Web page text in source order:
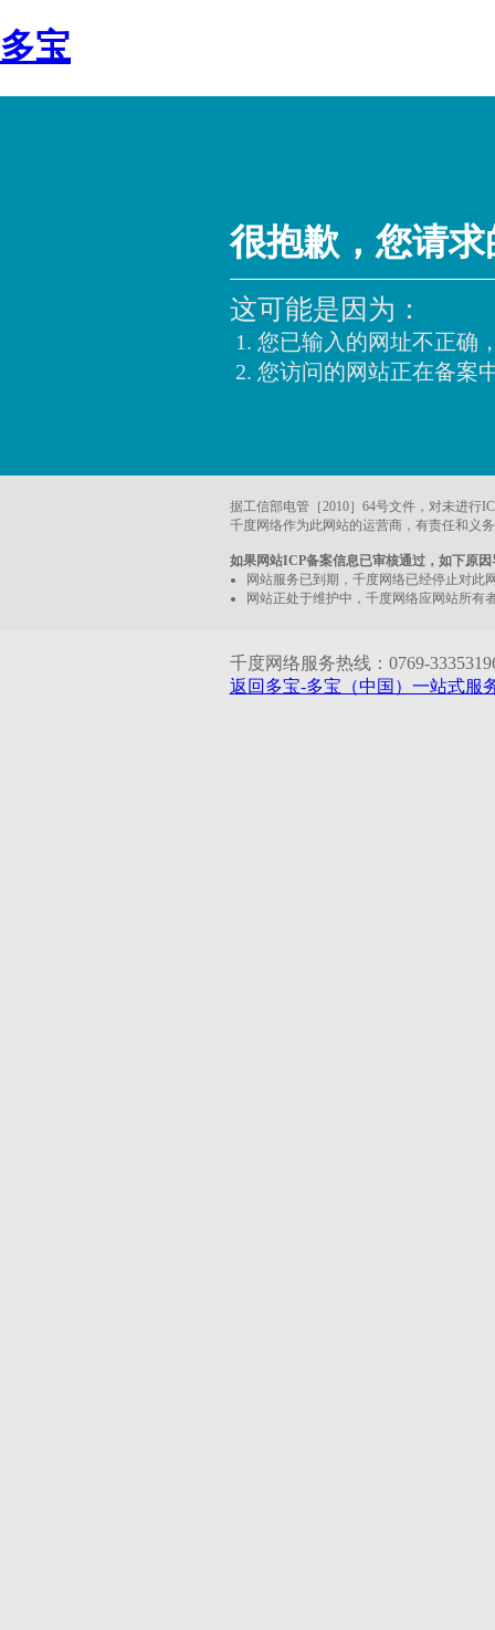
多宝
很抱歉，您请
这可能是因为：
您已输入的网址不正确
您访问的网站正在备案
据工信部电管［2010］64号文件，对未进行
千度网络作为此网站的运营商，有责任和义
如果网站ICP备案信息已审核通过，如下原
网站服务已到期，千度网络已经停止对此
网站正处于维护中，千度网络应网站所有
千度网络服务热线：0769-
返回多宝-多宝（中国）一站式服